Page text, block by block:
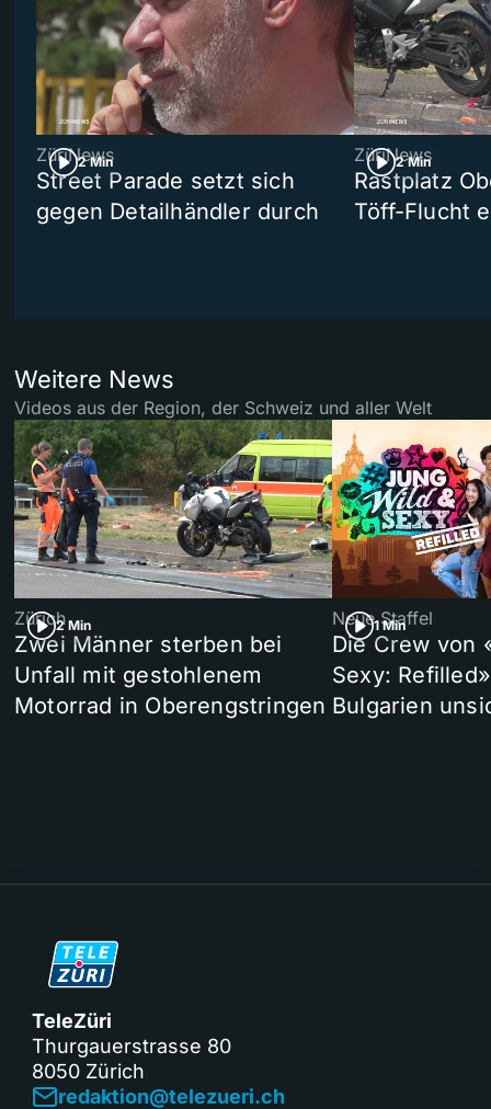
2 Min
ZüriNews
Street Parade setzt sich
gegen Detailhändler durch
2 Min
ZüriNews
Rastplatz
Töff-Flucht
Weitere News
Videos aus der Region, der Schweiz und aller Welt
2 Min
Zürich
Zwei Männer sterben bei
Unfall mit gestohlenem
Motorrad in Oberengstringen
1 Min
Neue Staffel
Die Crew von
Sexy:
Bulgarien
TeleZüri
Thurgauerstrasse 80
8050 Zürich
redaktion@telezueri.ch